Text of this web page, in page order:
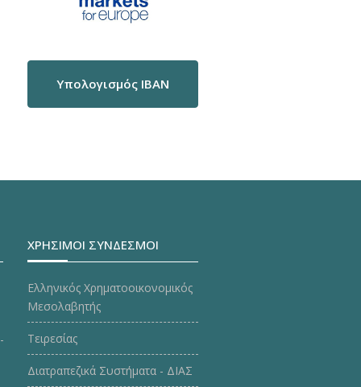
Υπολογισμός IBAN
ΧΡΗΣΙΜΟΙ ΣΥΝΔΕΣΜΟΙ
Ελληνικός Χρηματοοικονομικός
Μεσολαβητής
Τειρεσίας
Διατραπεζικά Συστήματα - ΔΙΑΣ